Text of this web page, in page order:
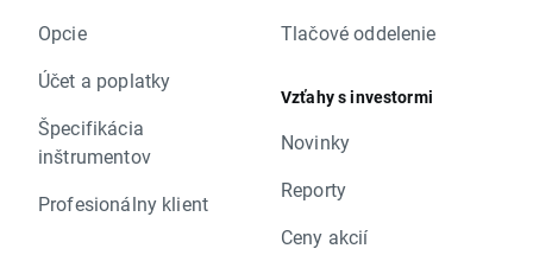
Opcie
Účet a poplatky
Špecifikácia
inštrumentov
Profesionálny klient
Tlačové oddelenie
Vzťahy s investormi
Novinky
Reporty
Ceny akcií